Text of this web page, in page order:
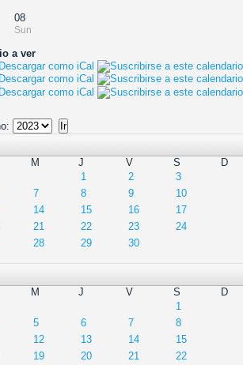
08
Sun
a ver
M J V S
D
1
2
3
7 8 9
10
14 15 16
17
21 22 23
24
28 29 30
M J V S
D
1
5 6 7
8
12 13 14
15
19 20 21 22